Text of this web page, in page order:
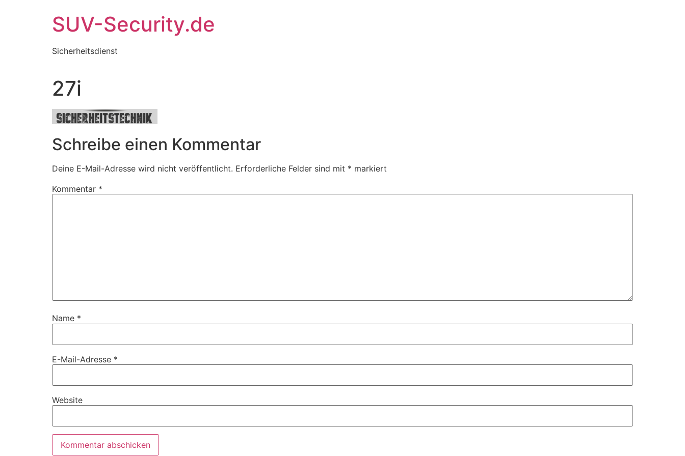
SUV-Security.de
Sicherheitsdienst
27i
Schreibe einen Kommentar
Deine E-Mail-Adresse wird nicht veröffentlicht. Erforderliche Felder sind mit * markiert
Kommentar *
Name *
E-Mail-Adresse *
Website